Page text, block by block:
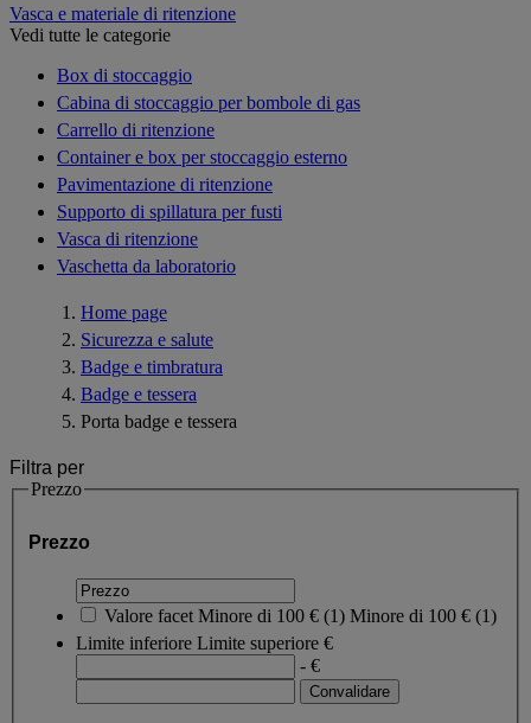
Vasca e materiale di ritenzione
Vedi tutte le categorie
Box di stoccaggio
Cabina di stoccaggio per bombole di gas
Carrello di ritenzione
Container e box per stoccaggio esterno
Pavimentazione di ritenzione
Supporto di spillatura per fusti
Vasca di ritenzione
Vaschetta da laboratorio
Home page
Sicurezza e salute
Badge e timbratura
Badge e tessera
Porta badge e tessera
Filtra per
Prezzo
Prezzo
Valore facet Minore di 100 € (1) Minore di 100 € (1)
Limite inferiore Limite superiore €
- €